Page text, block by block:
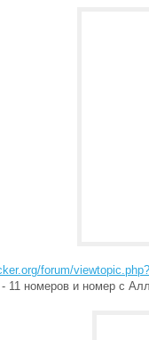
forum/
11 номеров и номер с